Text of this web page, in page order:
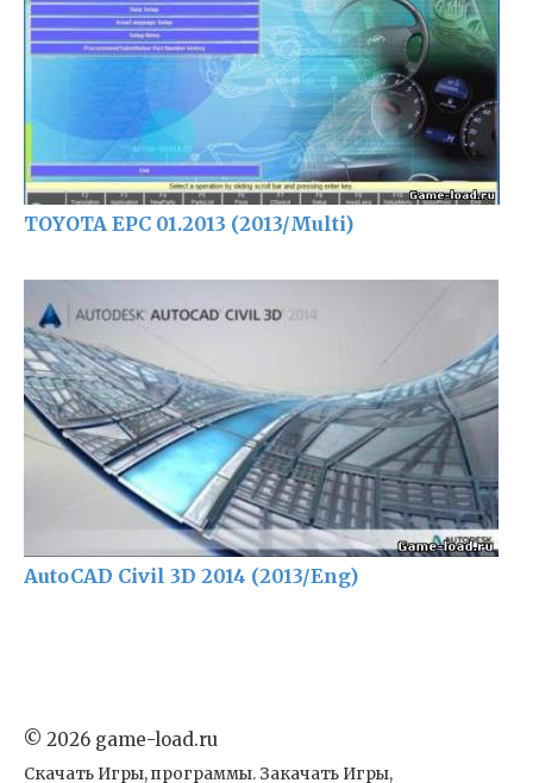
TOYOTA EPC 01.2013 (2013/Multi)
AutoCAD Civil 3D 2014 (2013/Eng)
© 2026 game-load.ru
Скачать Игры, программы. Закачать Игры,